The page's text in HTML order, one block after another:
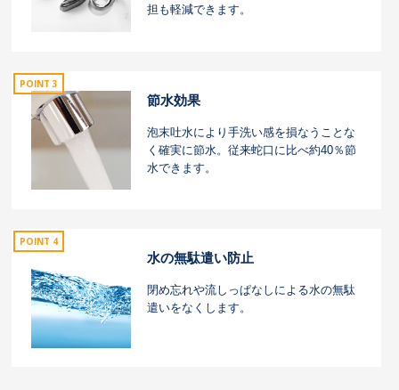
担も軽減できます。
POINT 3
節水効果
泡末吐水により手洗い感を損なうことな
く確実に節水。従来蛇口に比べ約40％節
水できます。
POINT 4
水の無駄遣い防止
閉め忘れや流しっぱなしによる水の無駄
遣いをなくします。